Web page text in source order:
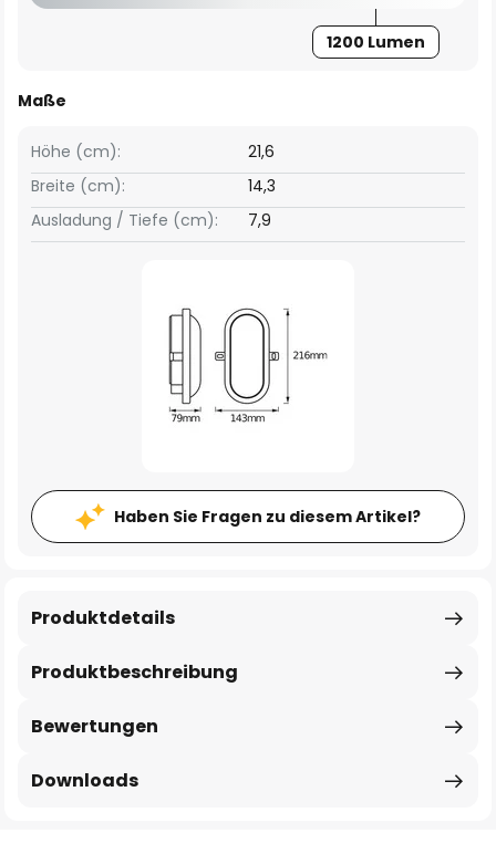
1200 Lumen
Maße
Breite (cm): 14,3
Höhe (cm): 21,6
Ausladung / Tiefe (cm): 7,9
Haben Sie Fragen zu diesem Artikel?
Produktbeschreibung
Produktdetails
Bewertungen
Downloads